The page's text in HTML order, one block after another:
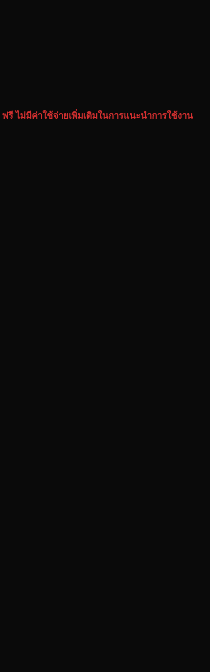
ฟรี ไม่มีค่าใช้จ่ายเพิ่มเติมในการแนะนำการใช้งาน